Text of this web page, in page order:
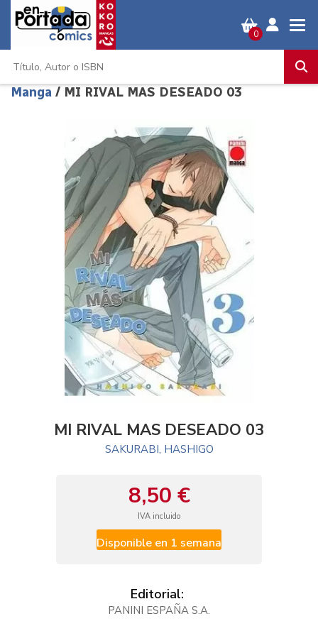
0
Manga / MI RIVAL MAS DESEADO 03
MI RIVAL MAS DESEADO 03
SAKURABI, HASHIGO
8,50 €
IVA incluido
Disponible en 1 semana
Editorial:
PANINI ESPAÑA S.A.